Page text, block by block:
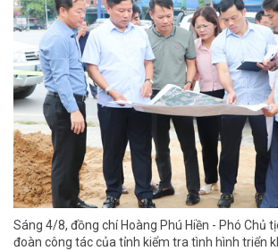
Sáng 4/8, đồng chí Hoàng Phú Hiền - Phó Chủ
đoàn công tác của tỉnh kiểm tra tình hình triển